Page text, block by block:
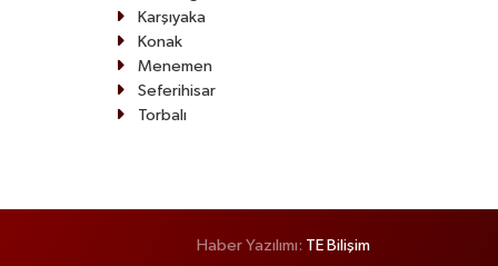
Karşıyaka
Konak
Menemen
Seferihisar
Torbalı
Haber Yazılımı: TE Bilişim